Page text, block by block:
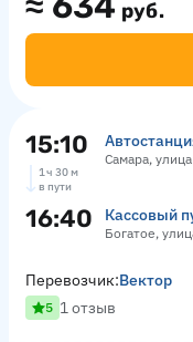
руб.
15:10 Самара,
1 ч 30 м
в пути
16:40 Кассовый
Богатое,
Перевозчик:Вектор
5 1 отзыв